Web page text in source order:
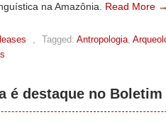
na Amazônia. Read More
, Tagged: Antropologia,
é destaque no